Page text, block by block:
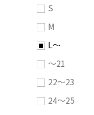
S
M
L～
～21
22～23
24～25